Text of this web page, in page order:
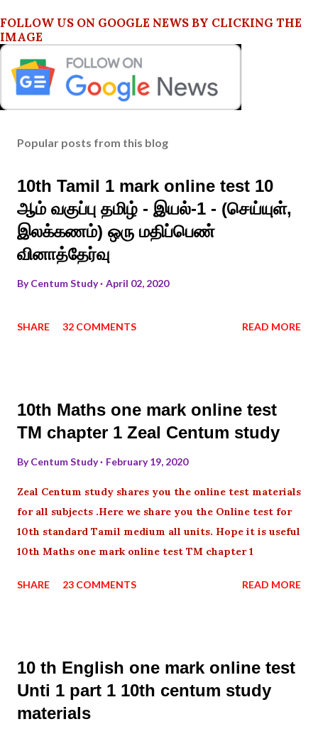
FOLLOW US ON GOOGLE NEWS BY CLICKING THE
IMAGE
Popular posts from this blog
10th Tamil 1 mark online test 10
ஆம் வகுப்பு தமிழ் - இயல்-1 - (செய்யுள்,
இலக்கணம்) ஒரு மதிப்பெண்
வினாத்தேர்வு
ByCentum Study April 02, 2020
SHARE 32 COMMENTS READ MORE
10th Maths one mark online test
TM chapter 1 Zeal Centum study
ByCentum Study February 19, 2020
Zeal Centum study shares you the online test materials
for all subjects .Here we share you the Online test for
10th standard Tamil medium all units. Hope it is useful
10th Maths one mark online test TM chapter 1
SHARE 23 COMMENTS READ MORE
10 th English one mark online test
Unti 1 part 1 10th centum study
materials